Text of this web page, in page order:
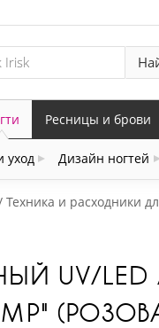
уход Дизайн ногтей
Ресницы и брови
Техника и расходники
UV/